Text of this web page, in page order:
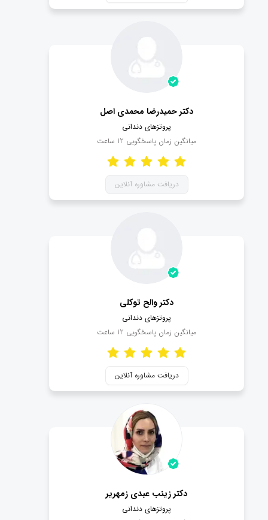
دکتر حمیدرضا محمدی اصل
پروتزهای دندانی
میانگین زمان پاسخگویی 12 ساعت
دریافت مشاوره آنلاین
دکتر والح توکلی
پروتزهای دندانی
میانگین زمان پاسخگویی 12 ساعت
دریافت مشاوره آنلاین
دکتر زینب عبدی زمهریر
پروتزهای دندانی